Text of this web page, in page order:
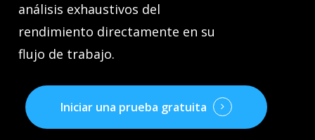
análisis exhaustivos del
rendimiento directamente en su
flujo de trabajo.
Iniciar una prueba gratuita